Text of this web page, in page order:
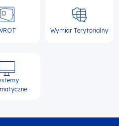
Wymiar Terytorialny